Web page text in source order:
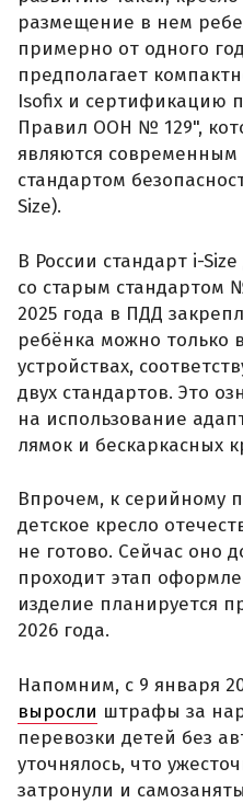
размещение в нем
примерно от одного
предполагает
Isofix и сертификацию
Правил ООН № 129",
являются
стандартом
Size).
В России стандарт i-
со старым стандартом
2025 года в ПДД
ребёнка можно только
устройствах,
двух стандартов. Это
на использование
лямок и бескаркасных
Впрочем, к серийному
детское кресло
не готово. Сейчас оно
проходит этап
изделие планируется
2026 года.
Напомним, с 9 января
выросли штрафы за
перевозки детей без
уточнялось, что
затронули и